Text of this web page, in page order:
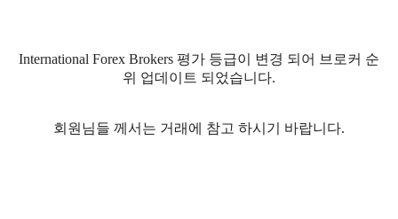
International Forex Brokers 평가 등급이 변경 되어 브로커 순
위 업데이트 되었습니다.
회원님들 께서는 거래에 참고 하시기 바랍니다.